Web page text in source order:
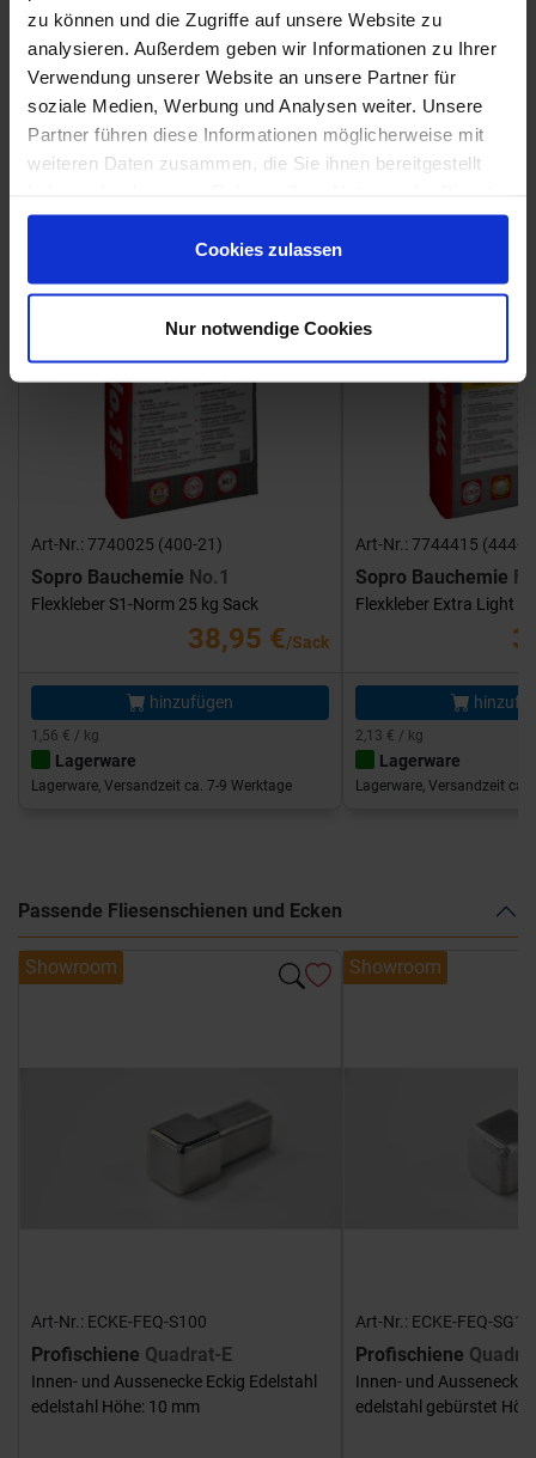
zu können und die Zugriffe auf unsere Website zu
analysieren. Außerdem geben wir Informationen zu Ihrer
Verwendung unserer Website an unsere Partner für
soziale Medien, Werbung und Analysen weiter. Unsere
Partner führen diese Informationen möglicherweise mit
weiteren Daten zusammen, die Sie ihnen bereitgestellt
gesammelt haben.
Cookies zulassen
Nur notwendige Cookies
Weitere Serien von Coem
Fliesenkleber
Art-Nr.: 7740025 (400-21)
Sopro Bauchemie No.1
Flexkleber S1-Norm 25 kg Sack
38,95 €/Sack
hinzufügen
1,56 € / kg
Lagerware
Lagerware, Versandzeit ca. 7-9 Werktage
Art-Nr.: 7744415 (444-
Sopro Bauchemie
Flexkleber Extra Light
2,13 € / kg
Lagerware
Lagerware, Versandzeit ca.
Passende Fliesenschienen und Ecken
Showroom
Art-Nr.: ECKE-FEQ-S100
Profischiene Quadrat-E
Innen- und Aussenecke Eckig Edelstahl
edelstahl Höhe: 10 mm
Showroom
Art-Nr.: ECKE-FEQ-
Profischiene
Innen- und Aussenecke
edelstahl gebürstet